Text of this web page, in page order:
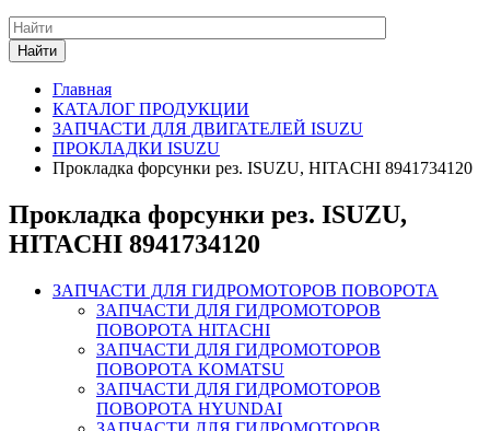
Найти
Главная
КАТАЛОГ ПРОДУКЦИИ
ЗАПЧАСТИ ДЛЯ ДВИГАТЕЛЕЙ ISUZU
ПРОКЛАДКИ ISUZU
Прокладка форсунки рез. ISUZU, HITACHI 8941734120
Прокладка форсунки рез. ISUZU,
HITACHI 8941734120
ЗАПЧАСТИ ДЛЯ ГИДРОМОТОРОВ ПОВОРОТА
ЗАПЧАСТИ ДЛЯ ГИДРОМОТОРОВ
ПОВОРОТА HITACHI
ЗАПЧАСТИ ДЛЯ ГИДРОМОТОРОВ
ПОВОРОТА KOMATSU
ЗАПЧАСТИ ДЛЯ ГИДРОМОТОРОВ
ПОВОРОТА HYUNDAI